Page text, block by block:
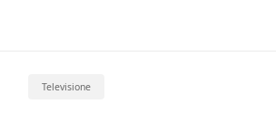
Televisione